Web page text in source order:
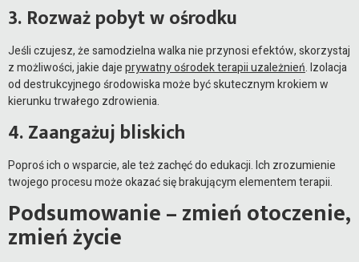
3. Rozważ pobyt w ośrodku
Jeśli czujesz, że samodzielna walka nie przynosi efektów, skorzystaj
z możliwości, jakie dajeprywatny ośrodek terapii uzależnień. Izolacja
od destrukcyjnego środowiska może być skutecznym krokiem w
kierunku trwałego zdrowienia.
4. Zaangażuj bliskich
Poproś ich o wsparcie, ale też zachęć do edukacji. Ich zrozumienie
twojego procesu może okazać się brakującym elementem terapii.
Podsumowanie – zmień otoczenie,
zmień życie